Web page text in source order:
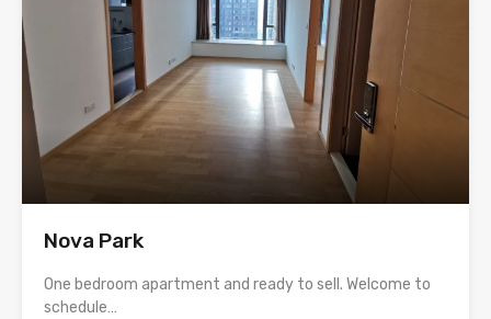
Nova Park
One bedroom apartment and ready to sell. Welcome to
schedule…